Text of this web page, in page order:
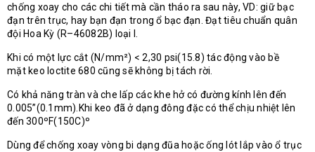
chống xoay cho các chi tiết mà cần tháo ra sau này, VD: giữ bạc
đạn trên trục, hay bạn đạn trong ổ bạc đạn. Đạt tiêu chuẩn quân
đội Hoa Kỳ (R–46082B) loại I.
Khi có một lực cắt (N/mm²) < 2,30 psi(15.8) tác động vào bề
mặt keo loctite 680 cũng sẽ không bị tách rời.
Có khả năng tràn và che lấp các khe hở có đường kính lên đến
0.005”(0.1mm).Khi keo đã ở dạng đông đặc có thể chịu nhiệt lên
đến 300ºF(150C)º
Dùng để chống xoay vòng bi dạng đũa hoặc ống lót lắp vào ổ trục